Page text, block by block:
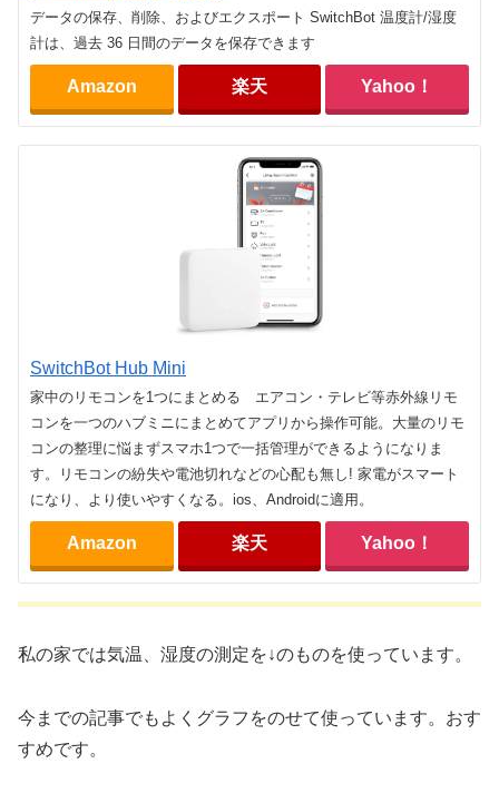
データの保存、削除、およびエクスポート SwitchBot 温度計/湿度
計は、過去 36 日間のデータを保存できます
Amazon 楽天 Yahoo！
SwitchBot Hub Mini
家中のリモコンを1つにまとめる エアコン・テレビ等赤外線リモ
コンを一つのハブミニにまとめてアプリから操作可能。大量のリモ
コンの整理に悩まずスマホ1つで一括管理ができるようになりま
す。リモコンの紛失や電池切れなどの心配も無し! 家電がスマート
になり、より使いやすくなる。ios、Androidに適用。
Amazon 楽天 Yahoo！
私の家では気温、湿度の測定を↓のものを使っています。
今までの記事でもよくグラフをのせて使っています。おす
すめです。